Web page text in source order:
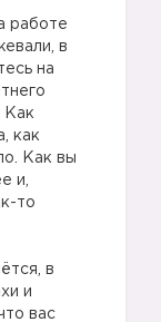
работе
в
на
Как
как
Как вы
и,
то
в
и
вас